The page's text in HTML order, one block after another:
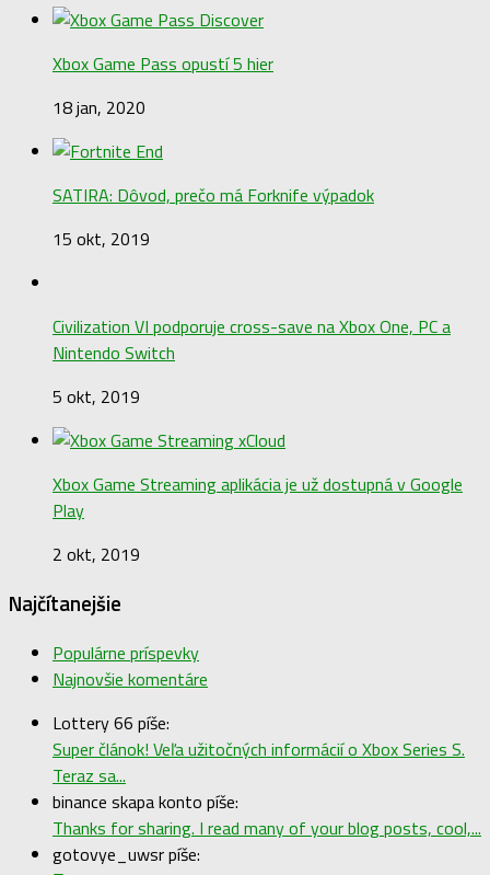
Xbox Game Pass opustí 5 hier
18 jan, 2020
SATIRA: Dôvod, prečo má Forknife výpadok
15 okt, 2019
Civilization VI podporuje cross-save na Xbox One, PC a
Nintendo Switch
5 okt, 2019
Xbox Game Streaming aplikácia je už dostupná v Google
Play
2 okt, 2019
Najčítanejšie
Populárne príspevky
Najnovšie komentáre
Lottery 66 píše:
Super článok! Veľa užitočných informácií o Xbox Series S.
Teraz sa...
binance skapa konto píše:
Thanks for sharing. I read many of your blog posts, cool,...
gotovye_uwsr píše: